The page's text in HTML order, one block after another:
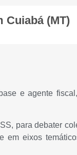
Cuiabá (MT)
e agente
para debater
em eixos